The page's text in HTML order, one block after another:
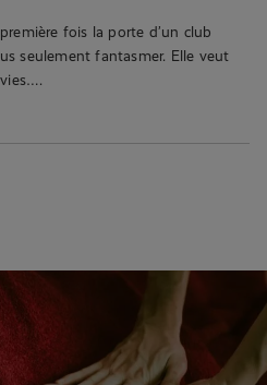
fois la porte d’un club
seulement fantasmer. Elle veut